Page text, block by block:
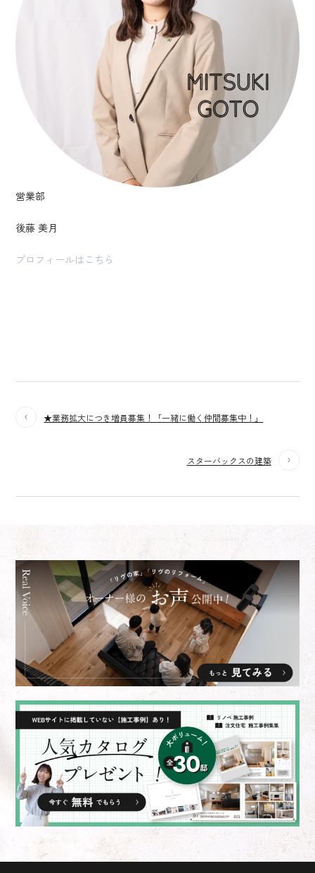
営業部
後藤 美月
プロフィールはこちら
★業務拡大につき増員募集！「一緒に働く仲間募集中！」
スターバックスの建築